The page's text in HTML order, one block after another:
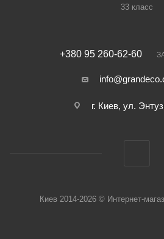
33 класс
+380 95 260-62-60
г. Киев, ул.
Киев 2014-2026 © Интернет-